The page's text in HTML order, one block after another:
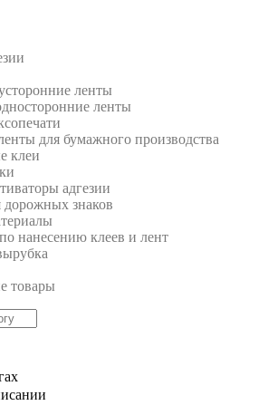
ленты
ленты
для бумажного производства
клеи
адгезии
знаков
нанесению клеев и лент
товары